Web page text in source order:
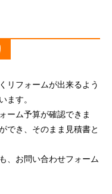
リフォームが出来るよう
ます。
ーム予算が確認できま
でき、そのまま見積書と
、お問い合わせフォーム